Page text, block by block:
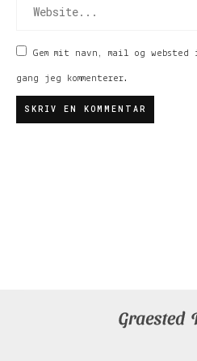
Gem mit navn, mail og
gang jeg kommenterer.